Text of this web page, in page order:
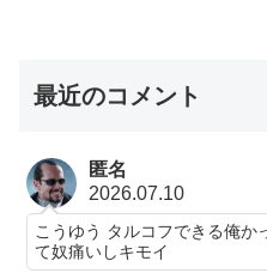
最近のコメント
匿名
2026.07.10
こうゆう タルコフできる俺か
て奴痛いしキモイ